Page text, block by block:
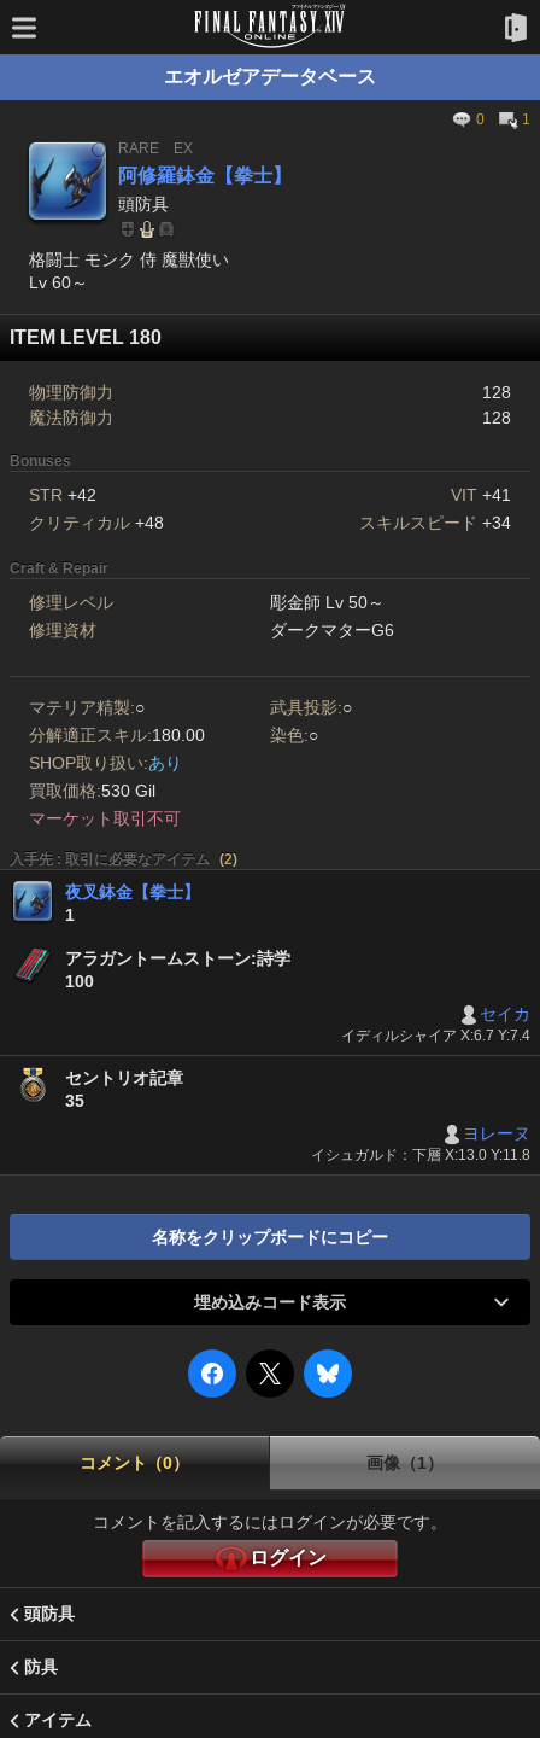
エオルゼアデータベース
0
1
RARE
EX
阿修羅鉢金【拳士】
頭防具
格闘士 モンク 侍 魔獣使い
Lv 60～
ITEM LEVEL 180
物理防御力
128
魔法防御力
128
Bonuses
STR +42 VIT +41
クリティカル +48 スキルスピード +34
Craft & Repair
修理レベル
彫金師 Lv 50～
修理資材
ダークマターG6
マテリア精製:○ 武具投影:○
分解適正スキル:180.00 染色:○
SHOP取り扱い:あり
買取価格:530 Gil
マーケット取引不可
入手先 : 取引に必要なアイテム (2)
夜叉鉢金【拳士】
1
アラガントームストーン:詩学
100
セイカ
イディルシャイア X:6.7 Y:7.4
セントリオ記章
35
ヨレーヌ
イシュガルド：下層 X:13.0 Y:11.8
名称をクリップボードにコピー
埋め込みコード表示
コメント（0） 画像（1）
コメントを記入するにはログインが必要です。
ログイン
頭防具
防具
アイテム